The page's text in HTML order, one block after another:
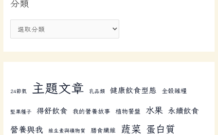
分類
24節氣 主題文章 乳品類 健康飲食型態 全榖雜糧
堅果種子 得舒飲食 我的營養故事 植物餐盤 水果 永續飲食
營養與我 維生素與礦物質 膳食纖維 蔬菜 蛋白質